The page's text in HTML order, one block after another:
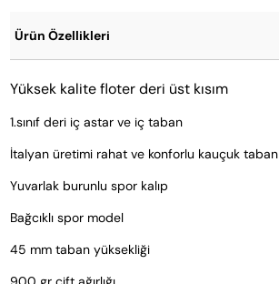
Ürün Özellikleri
Yüksek kalite floter deri üst kısım
1.sınıf deri iç astar ve iç taban
İtalyan üretimi rahat ve konforlu kauçuk taban
Yuvarlak burunlu spor kalıp
Bağcıklı spor model
45 mm taban yüksekliği